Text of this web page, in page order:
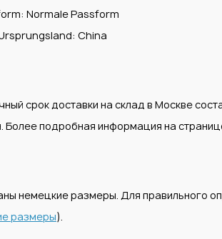
Normale Passform
China
срок доставки на склад в Москве
Более подробная информация на
немецкие размеры. Для правильного
размеры).